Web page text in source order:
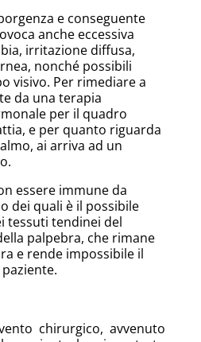
e conseguente
anche eccessiva
irritazione diffusa,
nonché possibili
visivo. Per rimediare a
da una terapia
per il quadro
e per quanto riguarda
ai arriva ad un
essere immune da
dei quali è il possibile
tessuti tendinei del
palpebra, che rimane
e rende impossibile il
chirurgico, avvenuto